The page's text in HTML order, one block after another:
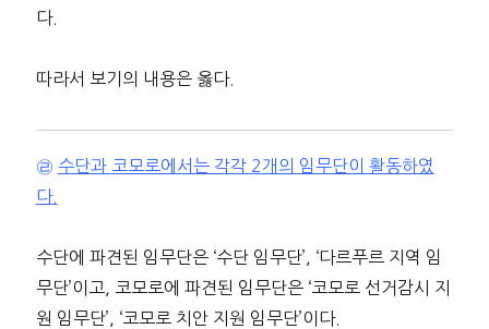
다.
따라서 보기의 내용은 옳다.
㉣ 수단과 코모로에서는 각각 2개의 임무단이 활동하였
다.
수단에 파견된 임무단은 ‘수단 임무단’, ‘다르푸르 지역 임
무단’이고, 코모로에 파견된 임무단은 ‘코모로 선거감시 지
원 임무단’, ‘코모로 치안 지원 임무단’이다.